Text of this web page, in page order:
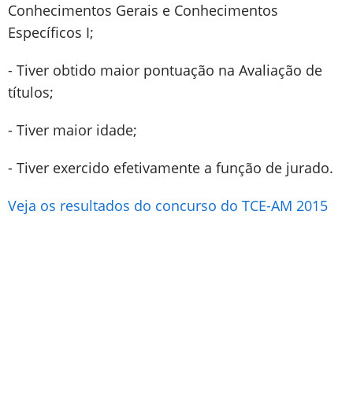
Conhecimentos Gerais e Conhecimentos
Específicos I;
- Tiver obtido maior pontuação na Avaliação de
títulos;
- Tiver maior idade;
- Tiver exercido efetivamente a função de jurado.
Veja os resultados do concurso do TCE-AM 2015